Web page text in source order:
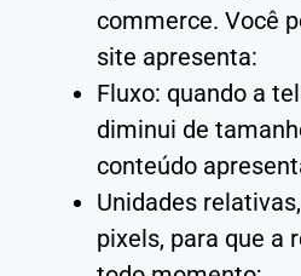
commerce. Você
site apresenta:
Fluxo: quando a
diminui de
conteúdo
Unidades
pixels, para que a